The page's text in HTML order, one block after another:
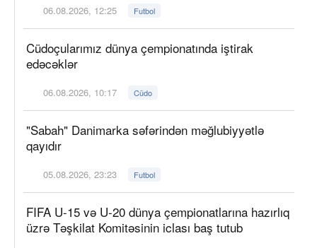
06.08.2026, 12:25 Futbol
Cüdoçularımız dünya çempionatında iştirak
edəcəklər
06.08.2026, 10:17 Cüdo
"Sabah" Danimarka səfərindən məğlubiyyətlə
qayıdır
05.08.2026, 23:23 Futbol
FIFA U-15 və U-20 dünya çempionatlarına hazırlıq
üzrə Təşkilat Komitəsinin iclası baş tutub